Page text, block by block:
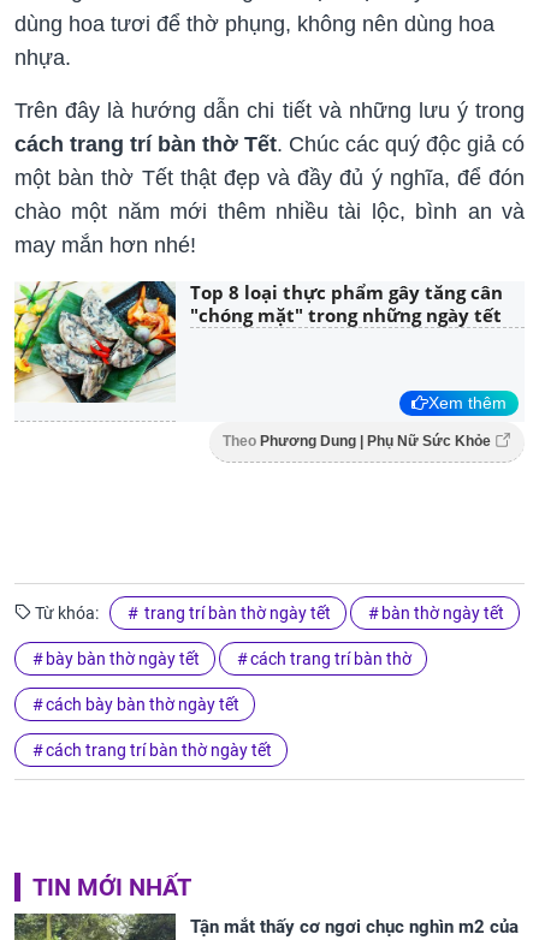
dùng hoa tươi để thờ phụng, không nên dùng hoa
nhựa.
Trên đây là hướng dẫn chi tiết và những lưu ý trong
cách trang trí bàn thờ Tết. Chúc các quý độc giả có
một bàn thờ Tết thật đẹp và đầy đủ ý nghĩa, để đón
chào một năm mới thêm nhiều tài lộc, bình an và
may mắn hơn nhé!
Top 8 loại thực phẩm gây tăng cân
"chóng mặt" trong những ngày tết
Xem thêm
Theo Phương Dung | Phụ Nữ Sức Khỏe
Từ khóa: trang trí bàn thờ ngày tết bàn thờ ngày tết
bày bàn thờ ngày tết cách trang trí bàn thờ
cách bày bàn thờ ngày tết
cách trang trí bàn thờ ngày tết
TIN MỚI NHẤT
Tận mắt thấy cơ ngơi chục nghìn m2 của